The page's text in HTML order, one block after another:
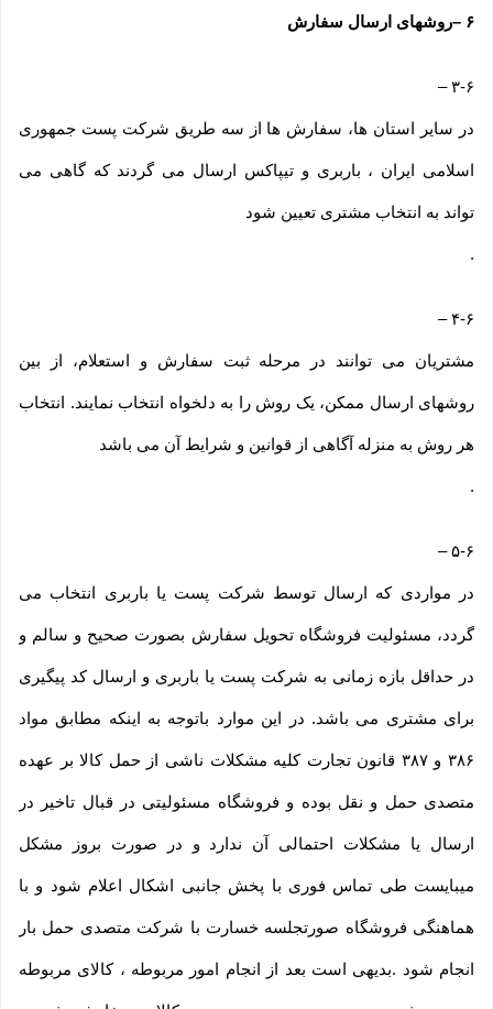
۶ –روشهای ارسال سفارش
۳-۶–
در سایر استان ها، سفارش ها از سه طریق شرکت پست جمهوری
اسلامی ایران ، باربری و تیپاکس ارسال می گردند که گاهی می
تواند به انتخاب مشتری تعیین شود
.
۴-۶–
مشتریان می توانند در مرحله ثبت سفارش و استعلام، از بین
روشهای ارسال ممکن، یک روش را به دلخواه انتخاب نمایند. انتخاب
هر روش به منزله آگاهی از قوانین و شرایط آن می باشد
.
۵-۶–
در مواردی که ارسال توسط شرکت پست یا باربری انتخاب می
گردد، مسئولیت فروشگاه تحویل سفارش بصورت صحیح و سالم و
در حداقل بازه زمانی به شرکت پست یا باربری و ارسال کد پیگیری
برای مشتری می باشد. در این موارد باتوجه به اینکه مطابق مواد
۳۸۶ و ۳۸۷ قانون تجارت کلیه مشکلات ناشی از حمل کالا بر عهده
متصدی حمل و نقل بوده و فروشگاه مسئولیتی در قبال تاخیر در
ارسال یا مشکلات احتمالی آن ندارد و در صورت بروز مشکل
میبایست طی تماس فوری با پخش جانبی اشکال اعلام شود و با
هماهنگی فروشگاه صورتجلسه خسارت با شرکت متصدی حمل بار
انجام شود .بدیهی است بعد از انجام امور مربوطه ، کالای مربوطه